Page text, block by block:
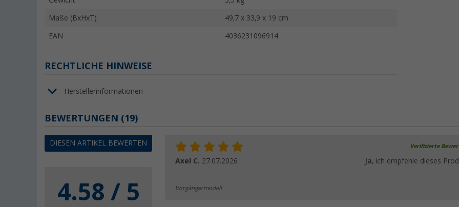
Maße (BxHxT) 49,7 x 33,9 x 19 cm
EAN 4036231096914
RECHTLICHE HINWEISE
Herstellerinformationen
BEWERTUNGEN (19)
DIESEN ARTIKEL BEWERTEN
4.58 / 5
Verifizierte
Axel C. 27.07.2026 Ja, ich empfehle dieses
Vorgängermodell